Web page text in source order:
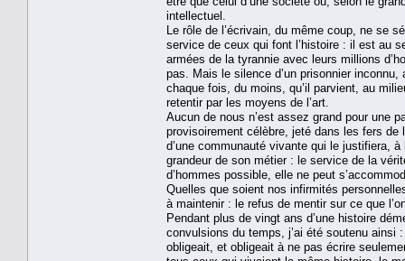
intellectuel.
Le rôle de l’écrivain, du même coup, ne se
service de ceux qui font l’histoire : il est au
armées de la tyrannie avec leurs millions
pas. Mais le silence d’un prisonnier inconnu,
chaque fois, du moins, qu’il parvient, au
retentir par les moyens de l’art.
Aucun de nous n’est assez grand pour une
provisoirement célèbre, jeté dans les fers de
d’une communauté vivante qui le justifiera,
grandeur de son métier : le service de la
d’hommes possible, elle ne peut
Quelles que soient nos infirmités
à maintenir : le refus de mentir sur ce que
Pendant plus de vingt ans d’une histoire
convulsions du temps, j’ai été soutenu ainsi
obligeait, et obligeait à ne pas écrire